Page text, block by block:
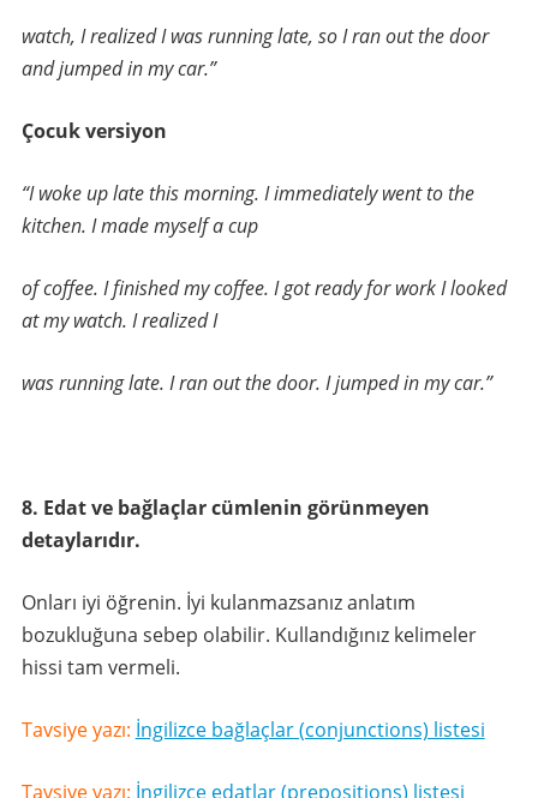
watch, I realized I was running late, so I ran out the door
and jumped in my car.”
Çocuk versiyon
“I woke up late this morning. I immediately went to the
kitchen. I made myself a cup
of coffee. I finished my coffee. I got ready for work I looked
at my watch. I realized I
was running late. I ran out the door. I jumped in my car.”
8. Edat ve bağlaçlar cümlenin görünmeyen
detaylarıdır.
Onları iyi öğrenin. İyi kulanmazsanız anlatım
bozukluğuna sebep olabilir. Kullandığınız kelimeler
hissi tam vermeli.
Tavsiye yazı: İngilizce bağlaçlar (conjunctions) listesi
Tavsiye yazı: İngilizce edatlar (prepositions) listesi